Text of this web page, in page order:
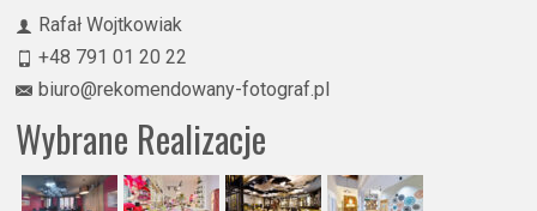
Rafał Wojtkowiak
+48 791 01 20 22
biuro@rekomendowany-fotograf.pl
Wybrane Realizacje